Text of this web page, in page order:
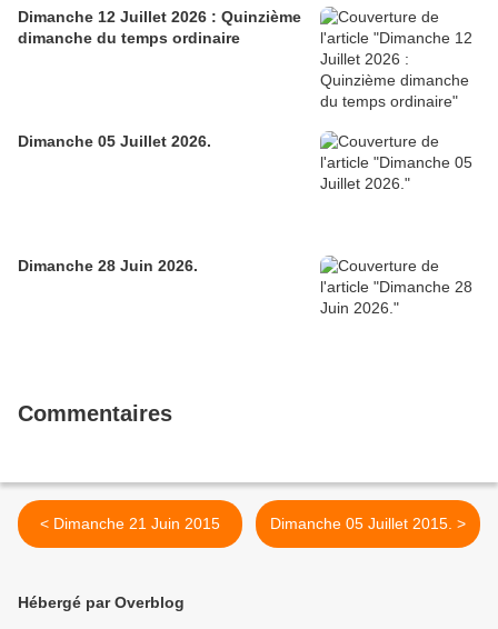
Dimanche 12 Juillet 2026 : Quinzième
dimanche du temps ordinaire
Dimanche 05 Juillet 2026.
Dimanche 28 Juin 2026.
Commentaires
< Dimanche 21 Juin 2015 Dimanche 05 Juillet 2015. >
Hébergé par Overblog